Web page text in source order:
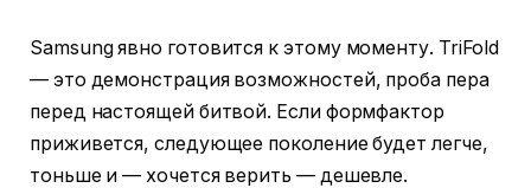
Samsung явно готовится к этому моменту. TriFold
— это демонстрация возможностей, проба пера
перед настоящей битвой. Если формфактор
приживется, следующее поколение будет легче,
тоньше и — хочется верить — дешевле.